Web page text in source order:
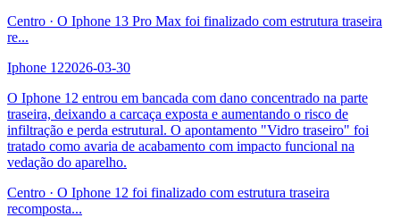
Centro · O Iphone 13 Pro Max foi finalizado com estrutura traseira
re...
Iphone 122026-03-30
O Iphone 12 entrou em bancada com dano concentrado na parte
traseira, deixando a carcaça exposta e aumentando o risco de
infiltração e perda estrutural. O apontamento "Vidro traseiro" foi
tratado como avaria de acabamento com impacto funcional na
vedação do aparelho.
Centro · O Iphone 12 foi finalizado com estrutura traseira
recomposta...